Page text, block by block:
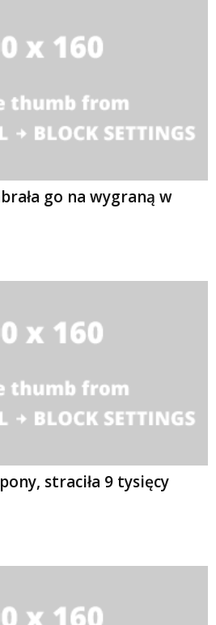
go na wygraną w
straciła 9 tysięcy